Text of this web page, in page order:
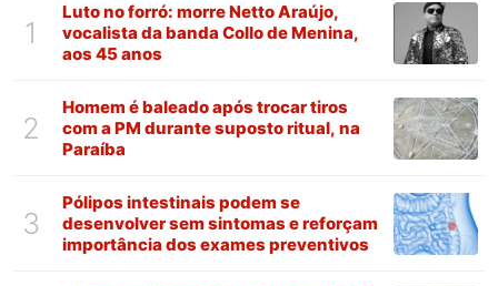
1
Luto no forró: morre Netto Araújo,
vocalista da banda Collo de Menina,
aos 45 anos
2
Homem é baleado após trocar tiros
com a PM durante suposto ritual, na
Paraíba
3
Pólipos intestinais podem se
desenvolver sem sintomas e reforçam
importância dos exames preventivos